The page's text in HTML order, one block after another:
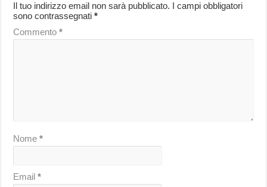
Il tuo indirizzo email non sarà pubblicato. I campi obbligatori
sono contrassegnati*
Commento*
Nome*
Email*